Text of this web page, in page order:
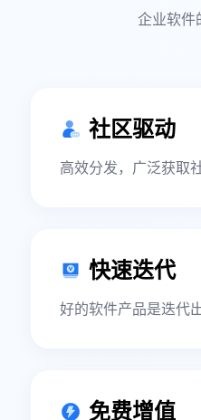
企业软件
社区驱动
高效分发，广泛获取
快速迭代
好的软件产品是迭代
免费增值